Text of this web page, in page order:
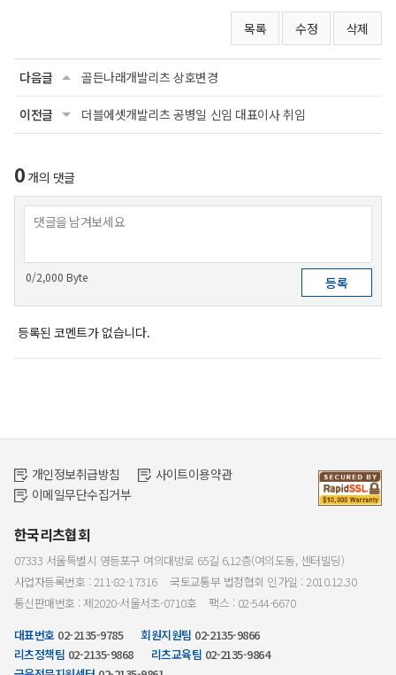
목록 수정 삭제
다음글 골든나래개발리츠 상호변경
이전글 더블에셋개발리츠 공병일 신임 대표이사 취임
0개의 댓글
0/2,000 Byte
등록된 코멘트가 없습니다.
개인정보취급방침
사이트이용약관
이메일무단수집거부
한국리츠협회
07333 서울특별시 영등포구 여의대방로 65길 6,12층(여의도동, 센터빌딩)
사업자등록번호 : 211-82-17316
국토교통부 법정협회 인가일 : 2010.12.30
통신판매번호 : 제2020-서울서초-0710호
팩스 : 02-544-6670
대표번호 02-2135-9785 회원지원팀 02-2135-9866
리츠정책팀 02-2135-9868 리츠교육팀 02-2135-9864